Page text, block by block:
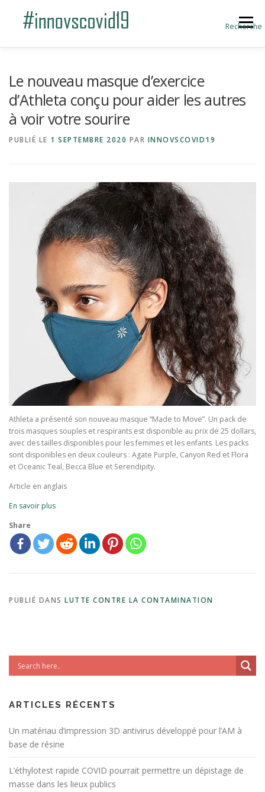
Recherche
Menu
SOUMETTRE UNE INNOVATION
Le nouveau masque d’exercice
d’Athleta conçu pour aider les autres
à voir votre sourire
PUBLIÉ LE 1 SEPTEMBRE 2020 PAR INNOVSCOVID19
Athleta a présenté son nouveau masque “Made to Move”. Un pack de
trois masques souples et respirants est disponible au prix de 25 dollars,
avec des tailles disponibles pour les femmes et les enfants. Les packs
sont disponibles en deux couleurs : Agate Purple, Canyon Red et Flora
et Oceanic Teal, Becca Blue et Serendipity.
Article en anglais
En savoir plus
Share
PUBLIÉ DANS LUTTE CONTRE LA CONTAMINATION
ARTICLES RÉCENTS
Un matériau d’impression 3D antivirus développé pour l’AM à
base de résine
L’éthylotest rapide COVID pourrait permettre un dépistage de
masse dans les lieux publics